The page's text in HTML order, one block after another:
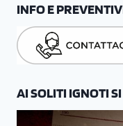
INFO E
AI SOLITI IGNOTI